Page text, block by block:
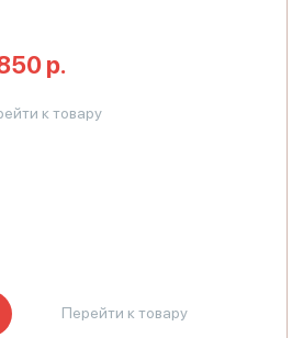
р.
к товару
Перейти к товару